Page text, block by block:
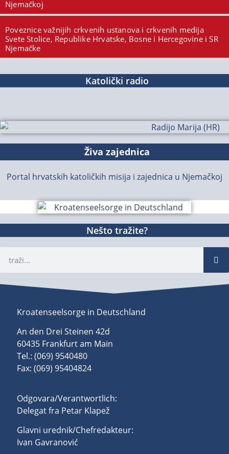
Njemačkoj
Poveznice važnijih crkvenih ustanova i crkvenih medija
Svete Stolice, Republike Hrvatske, Bosne i Hercegovine i SR
Njemačke
Katolički radio
Živa zajednica
Portal hrvatskih katoličkih misija i zajednica u Njemačkoj
Nešto tražite?
Kroatenseelsorge in Deutschland
An den Drei Steinen 42d
60435 Frankfurt am Main
Tel.: (069) 9540480
Fax: (069) 95404824
Odgovara/Verantwortlich:
Delegat fra Petar Klapež
Glavni urednik/Chefredakteur:
Ivan Gavranović